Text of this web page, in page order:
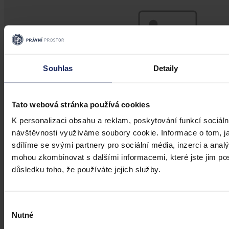
Souhlas Detaily
Tato webová stránka používá cookies
K personalizaci obsahu a reklam, poskytování funkcí
návštěvnosti využíváme soubory cookie. Informace o tom,
sdílíme se svými partnery pro sociální média, inzerci a
mohou zkombinovat s dalšími informacemi, které jste jim
důsledku toho, že používáte jejich služby.
souhlasu
Nutné
Články
Transparentní odměňování v Česku má
Česko má podle Eurostatu jeden z nejvyšších rozdílů v odměňování